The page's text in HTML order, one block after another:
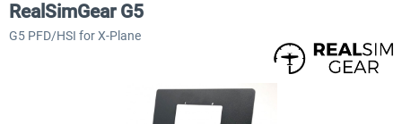
RealSimGear G5
G5 PFD/HSI for X-Plane